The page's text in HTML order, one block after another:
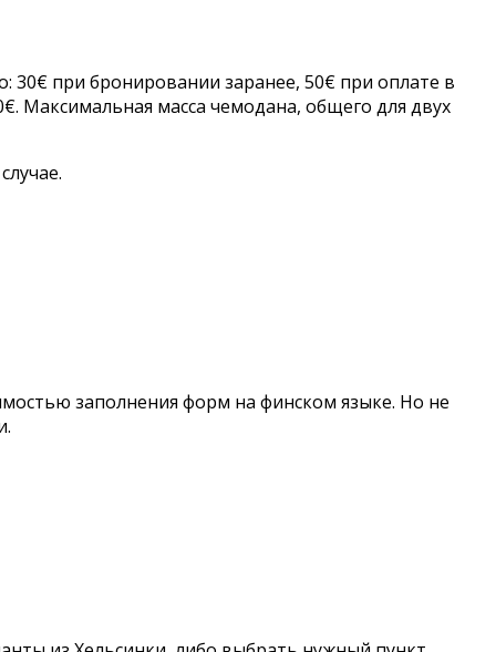
30€ при бронировании заранее, 50€ при оплате в
Максимальная масса чемодана, общего для двух
заполнения форм на финском языке. Но не